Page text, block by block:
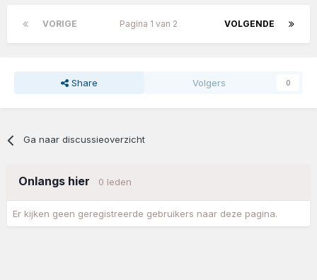
VORIGE VOLGENDE
Pagina 1 van 2
Share Volgers 0
Ga naar discussieoverzicht
Onlangs hier 0 leden
Er kijken geen geregistreerde gebruikers naar deze pagina.